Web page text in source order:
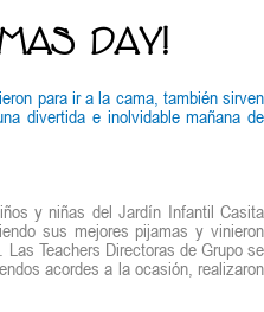
DAY!
para ir a la cama, también sirven
divertida e inolvidable mañana de
y niñas del Jardín Infantil Casita
sus mejores pijamas y vinieron
Teachers Directoras de Grupo se
acordes a la ocasión, realizaron